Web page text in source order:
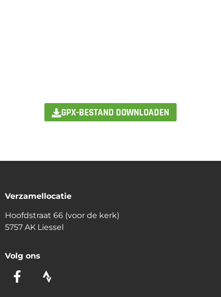
GPX-BESTAND DOWNLOADEN
Verzamellocatie
Hoofdstraat 66 (voor de kerk)
5757 AK Liessel
Volg ons